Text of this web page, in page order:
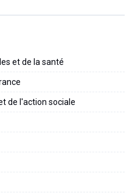
et de la santé
de l'action sociale